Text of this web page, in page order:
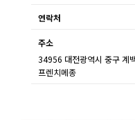
연락처
주소
34956 대전광역시 중구 계
프렌치메종